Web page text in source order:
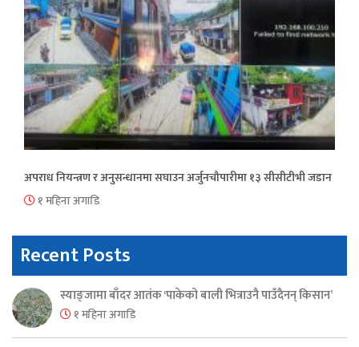
अपराध नियन्त्रण र अनुसन्धानमा सघाउन अर्जुनचौपारीमा १३ सीसीटीभी जडान
१ महिना अगाडि
Recent Posts
स्याङ्जामा बाँदर आतंक ‘पाकेको बाली भित्राउनै पाउँदैनन् किसान’
१ महिना अगाडि